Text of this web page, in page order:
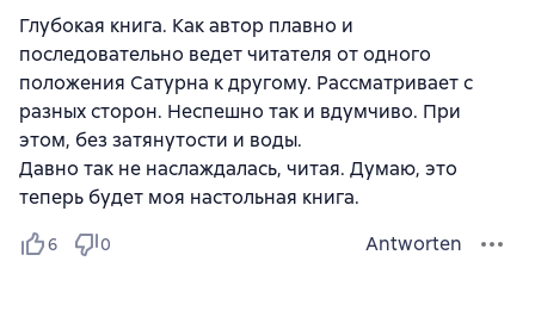
Глубокая книга. Как автор плавно и
последовательно ведет читателя от одного
положения Сатурна к другому. Рассматривает с
разных сторон. Неспешно так и вдумчиво. При
этом, без затянутости и воды.
Давно так не наслаждалась, читая. Думаю, это
теперь будет моя настольная книга.
6 0 Antworten